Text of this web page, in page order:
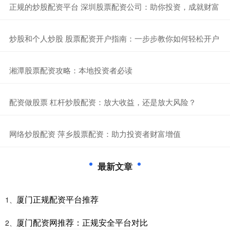
​正规的炒股配资平台 深圳股票配资公司：助你投资，成就财富
​炒股和个人炒股 股票配资开户指南：一步步教你如何轻松开户
​湘潭股票配资攻略：本地投资者必读
​配资做股票 杠杆炒股配资：放大收益，还是放大风险？
​网络炒股配资 萍乡股票配资：助力投资者财富增值
最新文章
1、 厦门正规配资平台推荐
2、 厦门配资网推荐：正规安全平台对比